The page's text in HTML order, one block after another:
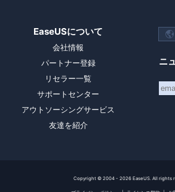
EaseUSについて
会社情報
パートナー登録
リセラー一覧
サポートセンター
アウトソーシングサービス
友達を紹介

ニ
Copyright © 2004 - 2026EaseUS. All rights